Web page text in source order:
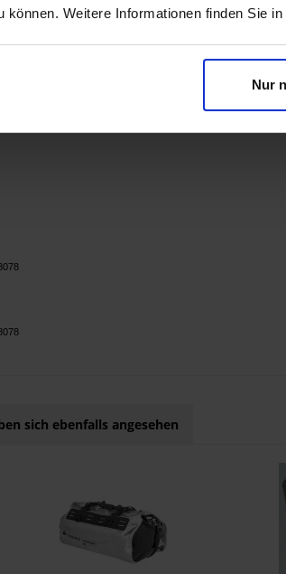
können. Weitere Informationen finden Sie
Nur
sich ebenfalls angesehen